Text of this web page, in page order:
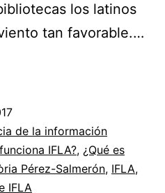
los latinos
tan favorable.…
de la información
IFLA?, ¿Qué es
Pérez-Salmerón, IFLA,
IFLA